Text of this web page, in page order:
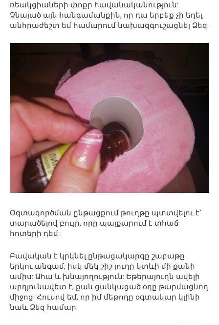
ռեակցիաների փոքր հավանականություն:
Չնայած այն հանգամանքին, որ դա երբեք չի եղել,
անհրաժեշտ եմ համարում նախազգուշացնել Ձեզ:
Օգտագործման ընթացքում թուղթը պտտվելու է՝
տարածելով բույր, որը պայքարում է տհաճ
հոտերի դեմ:
Բավական է կրկնել ընթացակարգը շաբաթը
երկու անգամ, իսկ մեկ շիշ յուղը կտևի մի քանի
ամիս: Ահա և խնայողություն: Եթերայուղն ավելի
արդյունավետ է, քան ցանկացած օդը թարմացնող
միջոց: Հուսով եմ, որ իմ մեթոդը օգտակար կլինի
նաև Ձեզ համար: